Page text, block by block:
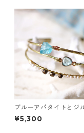
ブルーアパタイトとジ
の真鍮3連バングル
¥5,300